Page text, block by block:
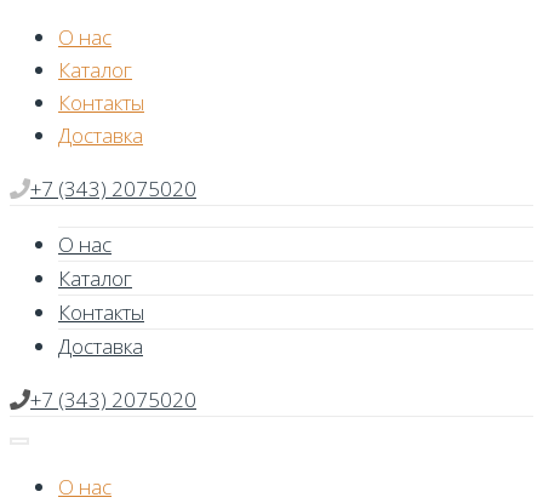
Skip
content
О нас
Каталог
Контакты
Доставка
+7 (343) 2075020
О нас
Каталог
Контакты
Доставка
+7 (343) 2075020
О нас